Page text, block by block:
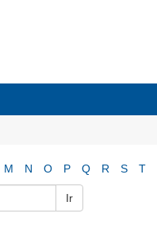
M N O P Q R S T
Ir